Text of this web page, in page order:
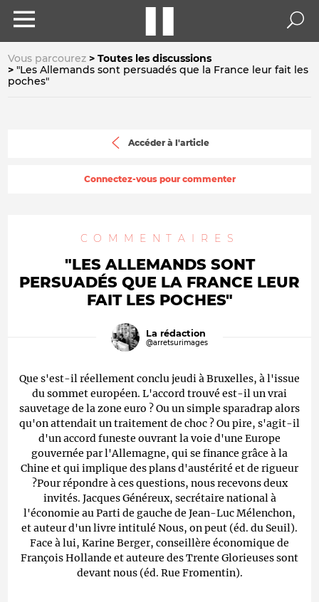
Vous parcourez
Toutes les discussions
"Les Allemands sont persuadés que la France leur fait les
poches"
Accéder à l'article
Connectez-vous pour commenter
COMMENTAIRES
"LES ALLEMANDS SONT
PERSUADÉS QUE LA FRANCE LEUR
FAIT LES POCHES"
La rédaction
@arretsurimages
Que s'est-il réellement conclu jeudi à Bruxelles, à l'issue
du sommet européen. L'accord trouvé est-il un vrai
sauvetage de la zone euro ? Ou un simple sparadrap alors
qu'on attendait un traitement de choc ? Ou pire, s'agit-il
d'un accord funeste ouvrant la voie d'une Europe
gouvernée par l'Allemagne, qui se finance grâce à la
Chine et qui implique des plans d'austérité et de rigueur
?Pour répondre à ces questions, nous recevons deux
invités. Jacques Généreux, secrétaire national à
l'économie au Parti de gauche de Jean-Luc Mélenchon,
et auteur d'un livre intitulé Nous, on peut (éd. du Seuil).
Face à lui, Karine Berger, conseillère économique de
François Hollande et auteure des Trente Glorieuses sont
devant nous (éd. Rue Fromentin).